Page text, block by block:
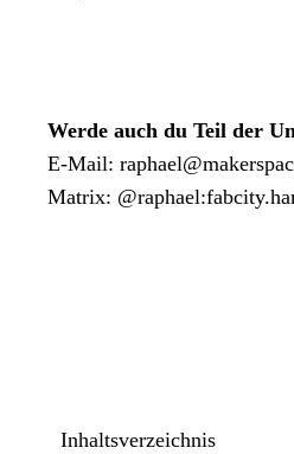
Werde auch du Teil der
E-Mail:
Matrix:
Inhaltsverzeichnis